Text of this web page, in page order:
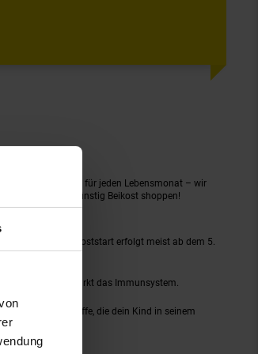
wertvollen Tipps für jeden Lebensmonat – wir
und günstig Beikost shoppen!
Der Beikoststart erfolgt meist ab dem 5.
und stärkt das Immunsystem.
Nährstoffe, die dein Kind in seinem